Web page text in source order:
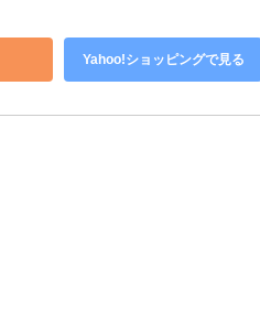
Yahoo!ショッピングで見る